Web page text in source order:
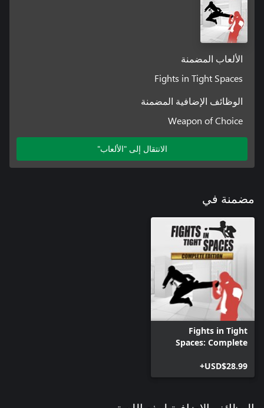
الألعاب المضمنة
Fights in Tight Spaces
الوظائف الإضافية المضمنة
Weapon of Choice
الانتقال إلى "الألعاب"
مضمنة في
Fights in Tight
Spaces: Complete
USD$28.99+